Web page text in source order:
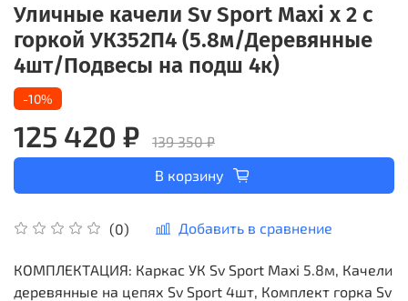
Уличные качели Sv Sport Maxi х 2 с
горкой УК352П4 (5.8м/Деревянные
4шт/Подвесы на подш 4к)
(0) Добавить в сравнение
-10%
125 420 ₽
139 350 ₽
В корзину
КОМПЛЕКТАЦИЯ: Каркас УК Sv Sport Maxi 5.8м, Качели
деревянные на цепях Sv Sport 4шт, Комплект горка Sv